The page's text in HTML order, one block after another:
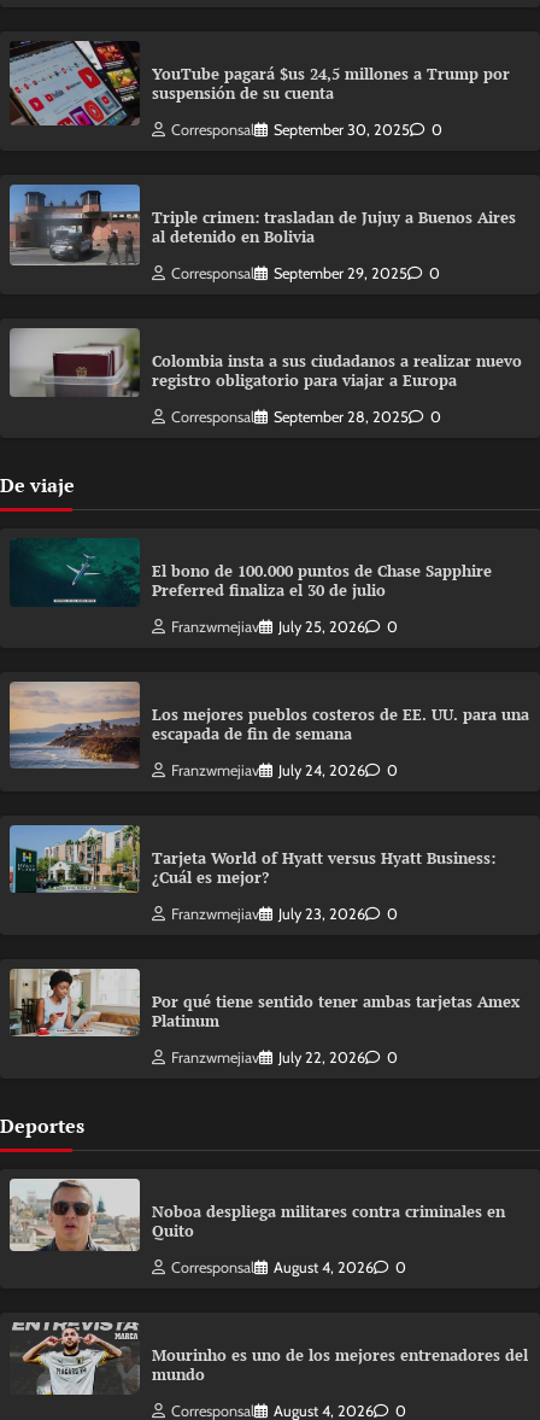
YouTube pagará $us 24,5 millones a Trump por
suspensión de su cuenta
Corresponsal September 30, 2025 0
Triple crimen: trasladan de Jujuy a Buenos Aires
al detenido en Bolivia
Corresponsal September 29, 2025 0
Colombia insta a sus ciudadanos a realizar nuevo
registro obligatorio para viajar a Europa
Corresponsal September 28, 2025 0
De viaje
El bono de 100.000 puntos de Chase Sapphire
Preferred finaliza el 30 de julio
Franzwmejiav July 25, 2026 0
Los mejores pueblos costeros de EE. UU. para una
escapada de fin de semana
Franzwmejiav July 24, 2026 0
Tarjeta World of Hyatt versus Hyatt Business:
¿Cuál es mejor?
Franzwmejiav July 23, 2026 0
Por qué tiene sentido tener ambas tarjetas Amex
Platinum
Franzwmejiav July 22, 2026 0
Deportes
Noboa despliega militares contra criminales en
Quito
Corresponsal August 4, 2026 0
Mourinho es uno de los mejores entrenadores del
mundo
Corresponsal August 4, 2026 0